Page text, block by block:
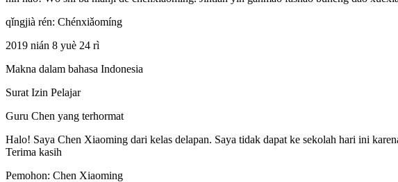
qǐngjià rén: Chénxiǎomíng
2019 nián 8 yuè 24 rì
Makna dalam bahasa Indonesia
Surat Izin Pelajar
Guru Chen yang terhormat
Halo! Saya Chen Xiaoming dari kelas delapan. Saya tidak dapat ke sekolah hari ini
Terima kasih
Pemohon: Chen Xiaoming